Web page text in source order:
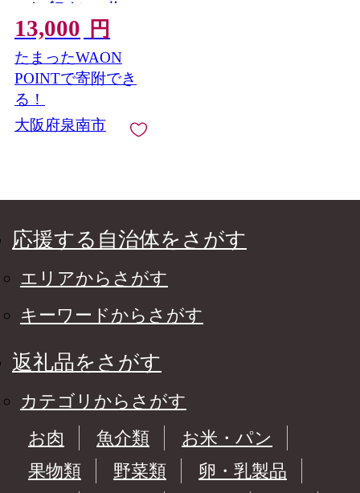
ークブラウン 10枚
【配送不可地域：北海
道・沖縄・離島】
【039D-246】
13,000 円
たまったWAON
POINTで寄附でき
る！
大阪府泉南市
応援する自治体をさがす
エリアからさがす
キーワードからさがす
返礼品をさがす
カテゴリからさがす
お肉
魚介類
お米・パン
果物類
野菜類
卵・乳製品